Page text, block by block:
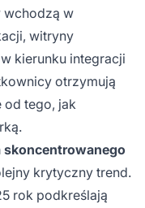
wchodzą w
witryny
kierunku integracji
otrzymują
od tego, jak
skoncentrowanego
krytyczny trend.
rok podkreślają